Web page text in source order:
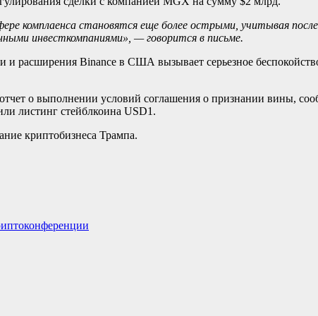
комплаенса становятся еще более острыми, учитывая
инвесткомпаниями», — говорится в письме.
и расширения Binance в США вызывает серьезное
о выполнении условий соглашения о признании вины,
листинг стейблкоина USD1.
криптобизнеса Трампа.